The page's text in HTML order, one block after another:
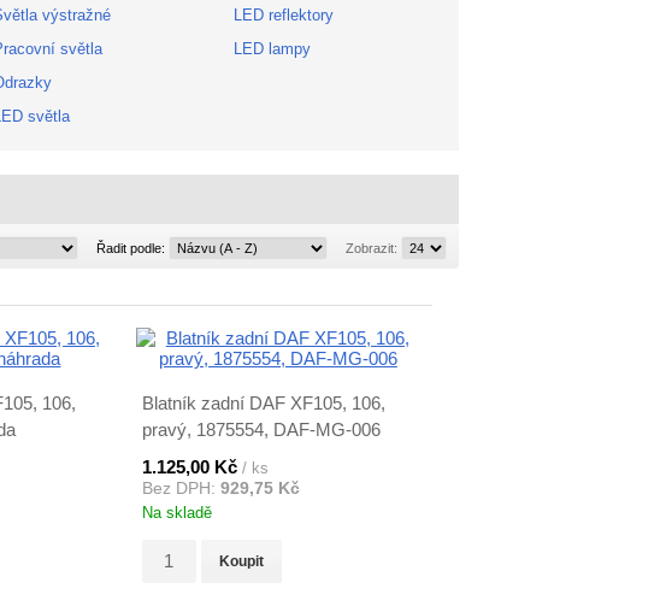
výstražné
světla
LED světla
LED reflektory
LED lampy
Zobrazit: Zobrazit:
Řadit podle: Řadit
podle:
106,
Blatník zadní DAF XF105, 106,
pravý, 1875554, DAF-MG-006
1.125,00 Kč / ks
Bez DPH: 929,75 Kč
Na skladě
Koupit